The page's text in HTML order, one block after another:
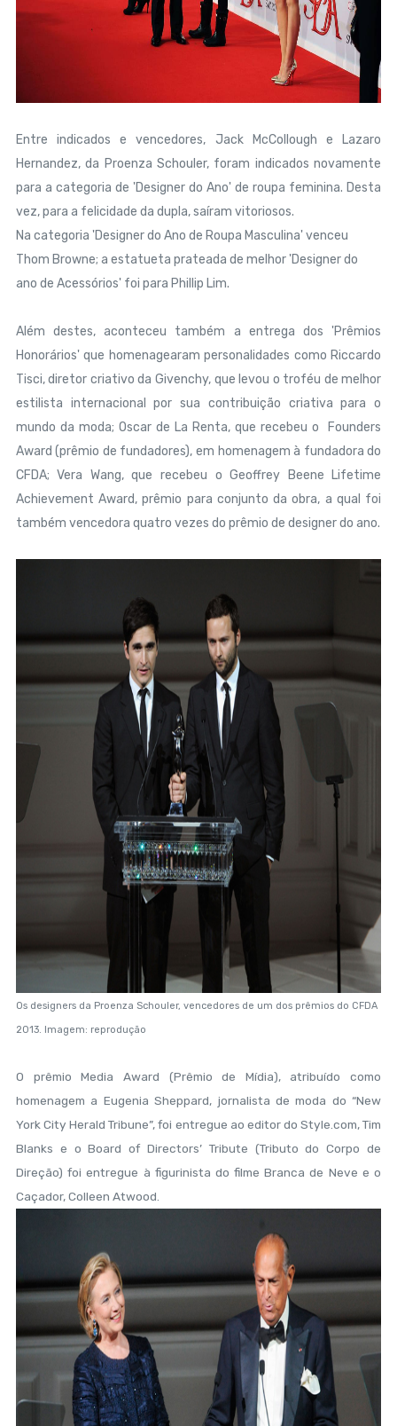
Entre indicados e vencedores, Jack McCollough e Lazaro
Hernandez, da Proenza Schouler, foram indicados novamente
para a categoria de 'Designer do Ano' de roupa feminina. Desta
vez, para a felicidade da dupla, saíram vitoriosos.
Na categoria 'Designer do Ano de Roupa Masculina' venceu
Thom Browne; a estatueta prateada de melhor 'Designer do
ano de Acessórios' foi para Phillip Lim.
Além destes, aconteceu também a entrega dos 'Prêmios
Honorários' que homenagearam personalidades como Riccardo
Tisci, diretor criativo da Givenchy, que levou o troféu de melhor
estilista internacional por sua contribuição criativa para o
mundo da moda; Oscar de La Renta, que recebeu o Founders
Award (prêmio de fundadores), em homenagem à fundadora do
CFDA; Vera Wang, que recebeu o Geoffrey Beene Lifetime
Achievement Award, prêmio para conjunto da obra, a qual foi
também vencedora quatro vezes do prêmio de designer do ano.
Os designers da Proenza Schouler, vencedores de um dos prêmios do CFDA
2013. Imagem: reprodução
O prêmio Media Award (Prêmio de Mídia), atribuído como
homenagem a Eugenia Sheppard, jornalista de moda do “New
York City Herald Tribune”, foi entregue ao editor do Style.com, Tim
Blanks e o Board of Directors’ Tribute (Tributo do Corpo de
Direção) foi entregue à figurinista do filme Branca de Neve e o
Caçador, Colleen Atwood.